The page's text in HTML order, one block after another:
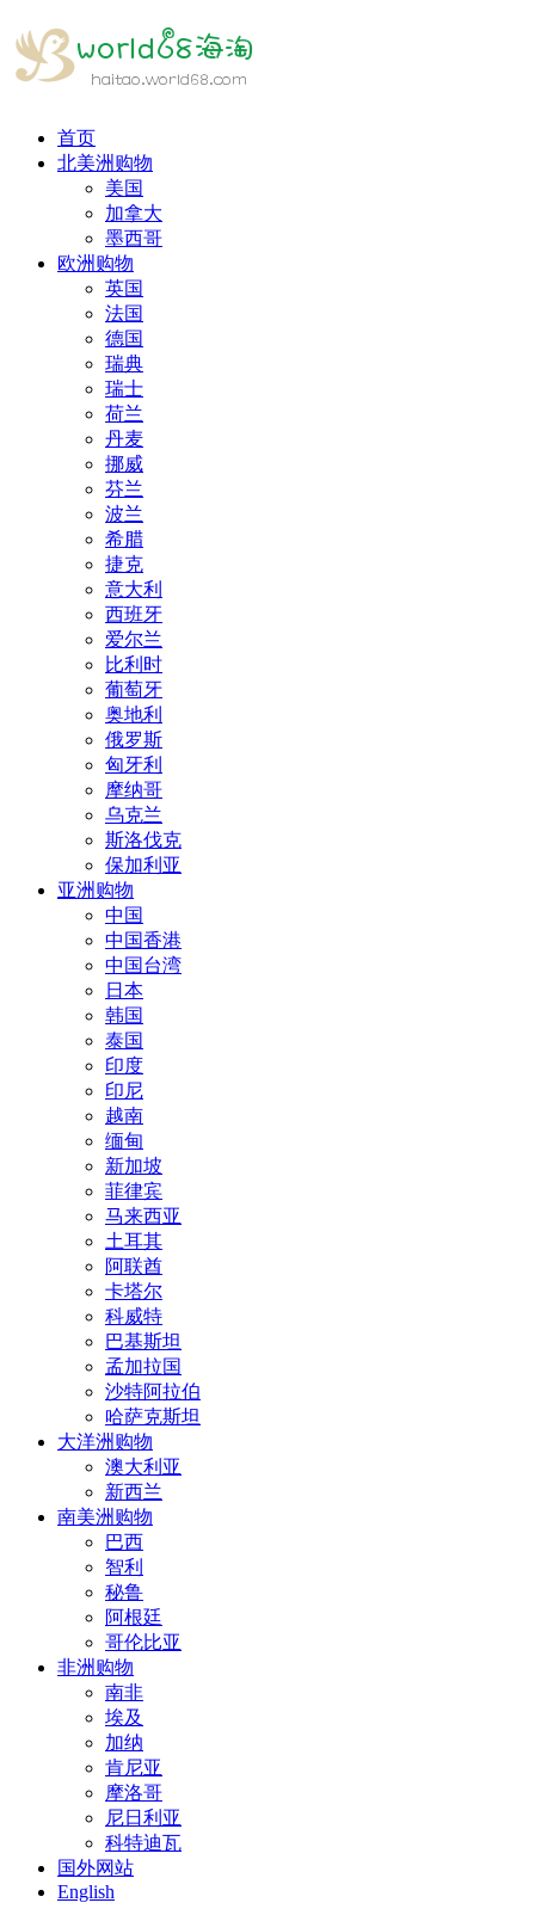
首页
北美洲购物
美国
加拿大
墨西哥
欧洲购物
英国
法国
德国
瑞典
瑞士
荷兰
丹麦
挪威
芬兰
波兰
希腊
捷克
意大利
西班牙
爱尔兰
比利时
葡萄牙
奥地利
俄罗斯
匈牙利
摩纳哥
乌克兰
斯洛伐克
保加利亚
亚洲购物
中国
中国香港
中国台湾
日本
韩国
泰国
印度
印尼
越南
缅甸
新加坡
菲律宾
马来西亚
土耳其
阿联酋
卡塔尔
科威特
巴基斯坦
孟加拉国
沙特阿拉伯
哈萨克斯坦
大洋洲购物
澳大利亚
新西兰
南美洲购物
巴西
智利
秘鲁
阿根廷
哥伦比亚
非洲购物
南非
埃及
加纳
肯尼亚
摩洛哥
尼日利亚
科特迪瓦
国外网站
English